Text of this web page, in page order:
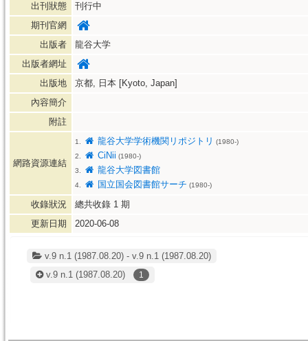
出刊狀態
刊行中
期刊官網
出版者
龍谷大学
出版者網址
出版地
京都, 日本 [Kyoto, Japan]
內容簡介
附註
網路資源連結
1. 龍谷大学学術機関リポジトリ (1980-)
2.
CiNii (1980-)
3.
龍谷大学図書館
4. 国立国会図書館サーチ (1980-)
收錄狀況 總共收錄 1 期
更新日期
2020-06-08
v.9 n.1 (1987.08.20) - v.9 n.1 (1987.08.20)
v.9 n.1 (1987.08.20) 1